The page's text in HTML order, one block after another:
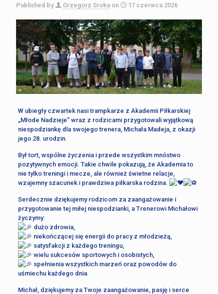
Published by Grzegorz Sroka on 17 czerwca 2026
W ubiegły czwartek nasi trampkarze z Akademii Piłkarskiej
„Młode Nadzieje” wraz z rodzicami przygotowali wyjątkową
niespodziankę dla swojego trenera, Michała Madeja, z okazji
jego 28. urodzin.
Był tort, wspólne życzenia i przede wszystkim mnóstwo
pozytywnych emocji. Takie chwile pokazują, że Akademia to
nie tylko treningi i mecze, ale również świetne relacje,
wzajemny szacunek i prawdziwa piłkarska rodzina.
Serdecznie dziękujemy rodzicom za zaangażowanie i
przygotowanie tej miłej niespodzianki, a Trenerowi Michałowi
życzymy:
dużo zdrowia,
niekończącej się energii do pracy z młodzieżą,
satysfakcji z każdego treningu,
wielu sukcesów sportowych i osobistych,
spełnienia wszystkich marzeń oraz powodów do
uśmiechu każdego dnia.
Michał, dziękujemy za Twoje zaangażowanie, pasję i serce